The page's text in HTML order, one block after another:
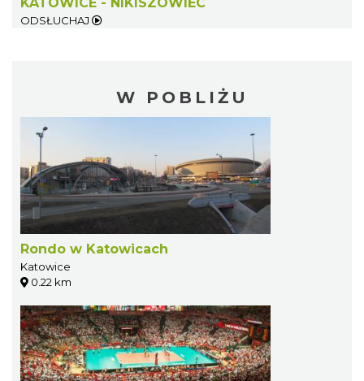
ODSŁUCHAJ
W POBLIŻU
Rondo w Katowicach
Katowice
0.22 km